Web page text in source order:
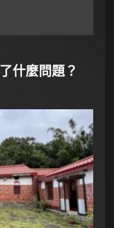
什麼問題？